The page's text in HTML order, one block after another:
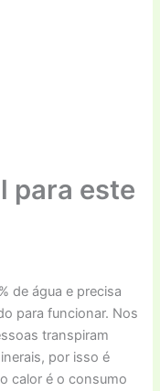
para este
de água e precisa
para funcionar. Nos
transpiram
por isso é
calor é o consumo